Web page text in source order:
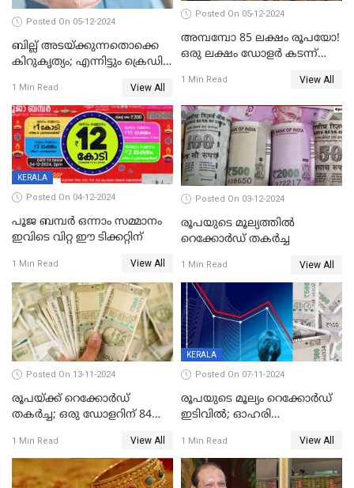
Posted On 05-12-2024
ബില്ല് അടയ്ക്കുന്നതൊക്കെ
കിറുകൃത്യം; എന്നിട്ടും ക്രെഡിറ്റ്
കൂടുന്നില്ലേ? കാരണം ഇതാണ്
1 Min Read View All
Posted On 05-12-2024
അമ്പമ്പോ 85 ലക്ഷം രൂപയോ!
ഒരു ലക്ഷം ഡോളർ കടന്ന്
1 Min Read View All
KERALA
Posted On 04-12-2024
പൂജ ബമ്പർ ഒന്നാം സമ്മാനം
ഇവിടെ വിറ്റ ഈ ടിക്കറ്റിന്
1 Min Read View All
Posted On 03-12-2024
രൂപയുടെ മൂല്യത്തില്‍
റെക്കോര്‍ഡ് തകര്‍ച്ച
1 Min Read View All
Posted On 13-11-2024
രൂപയ്ക്ക് റെക്കോർഡ്
തകര്‍ച്ച; ഒരു ഡോളറിന് 84
വിനിമയ മൂല്യം
1 Min Read View All
KERALA
Posted On 07-11-2024
രൂപയുടെ മൂല്യം റെക്കോർഡ്
ഇടിവിൽ; ഓഹരി
സെന്‍സെക്‌സ് 80,000ല്‍
താഴെ
1 Min Read View All